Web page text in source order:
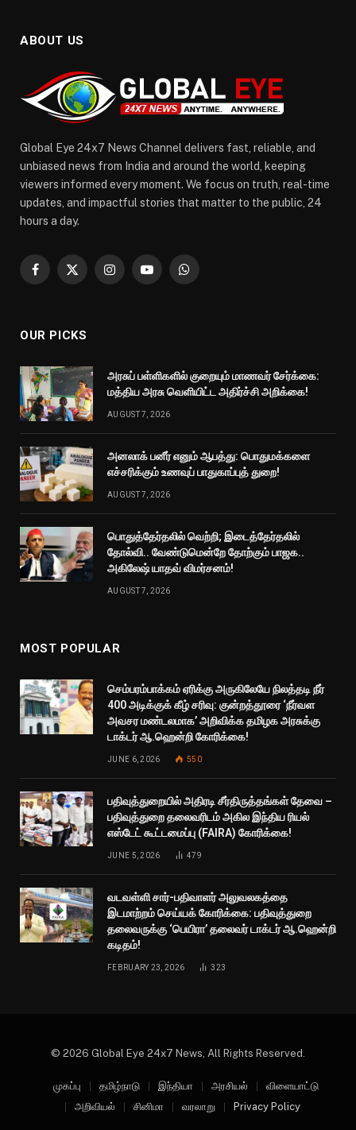
ABOUT US
Global Eye 24x7 News Channel delivers fast, reliable, and
unbiased news from India and around the world, keeping
viewers informed every moment. We focus on truth, real-time
updates, and impactful stories that matter to the public, 24
hours a day.
Facebook
X
InstagramYouTubeWhatsApp
OUR PICKS
அரசுப் பள்ளிகளில் குறையும் மாணவர் சேர்க்கை:
மத்திய அரசு வெளியிட்ட அதிர்ச்சி அறிக்கை!
AUGUST 7, 2026
அனலாக் பனீர் எனும் ஆபத்து: பொதுமக்களை
எச்சரிக்கும் உணவுப் பாதுகாப்புத் துறை!
AUGUST 7, 2026
பொதுத்தேர்தலில் வெற்றி; இடைத்தேர்தலில்
தோல்வி.. வேண்டுமென்றே தோற்கும் பாஜக..
அகிலேஷ் யாதவ் விமர்சனம்!
AUGUST 7, 2026
MOST POPULAR
செம்பரம்பாக்கம் ஏரிக்கு அருகிலேயே நிலத்தடி நீர்
400 அடிக்குக் கீழ் சரிவு: குன்றத்தூரை ‘நீர்வள
அவசர மண்டலமாக’ அறிவிக்க தமிழக அரசுக்கு
டாக்டர் ஆ.ஹென்றி கோரிக்கை!
JUNE 6, 2026 550
பதிவுத்துறையில் அதிரடி சீர்திருத்தங்கள் தேவை –
பதிவுத்துறை தலைவரிடம் அகில இந்திய ரியல்
எஸ்டேட் கூட்டமைப்பு (FAIRA) கோரிக்கை!
JUNE 5, 2026 479
வடவள்ளி சார்-பதிவாளர் அலுவலகத்தை
இடமாற்றம் செய்யக் கோரிக்கை: பதிவுத்துறை
தலைவருக்கு ‘பெயிரா’ தலைவர் டாக்டர் ஆ.ஹென்றி
கடிதம்!
FEBRUARY 23, 2026 323
© 2026 Global Eye 24x7 News, All Rights Reserved.
முகப்பு தமிழ்நாடு இந்தியா அரசியல்
விளையாட்டு
அறிவியல்
சினிமா வரலாறு Privacy Policy